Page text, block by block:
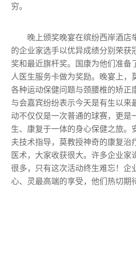
穷。
晚上颁奖晚宴在缤纷西岸酒店
的企业家选手以优异成绩分别荣获
奖和最近旗杆奖。国康为他们准备
人医生服务卡做为奖励。晚宴上，
各种运动保健问题与颈腰椎的矫正
与会嘉宾纷纷表示今天是有生以来
动不仅仅是一次普通的球赛，更是
生、康复于一体的身心保健之旅。
夫技术指导，莫教授神奇的康复治
医术，大家收获很大。许多企业家
很多，只有这次活动终生难忘！企
心、灵最高端的享受，他们热切期